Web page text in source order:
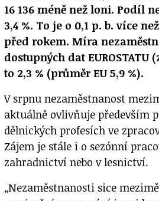
16 136 méně než loni. Podíl
3,4 %. To je o 0,1 p. b. více
před rokem. Míra
dostupných dat EUROSTATU
to 2,3 % (průměr EU 5,9 %).
V srpnu nezaměstnanost
aktuálně ovlivňuje především
dělnických profesích ve
Zájem je stále i o sezónní
zahradnictví nebo v lesnictví.
„Nezaměstnanosti sice